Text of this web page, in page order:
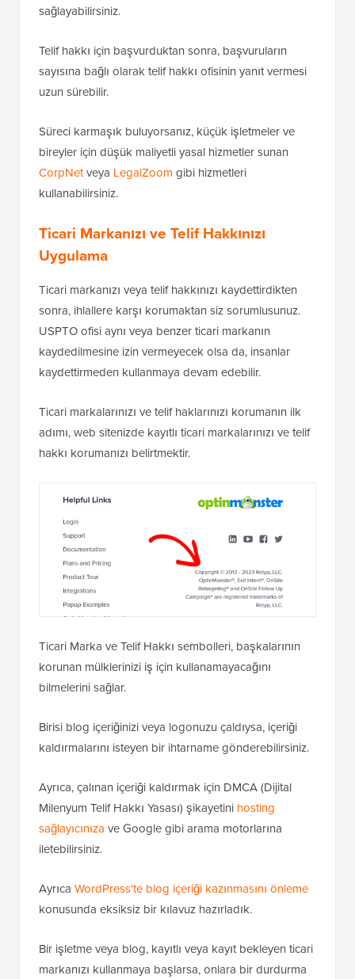
sağlayabilirsiniz.
Telif hakkı için başvurduktan sonra, başvuruların
sayısına bağlı olarak telif hakkı ofisinin yanıt vermesi
uzun sürebilir.
Süreci karmaşık buluyorsanız, küçük işletmeler ve
bireyler için düşük maliyetli yasal hizmetler sunan
CorpNetveya LegalZoom gibi hizmetleri
kullanabilirsiniz.
Ticari Markanızı ve Telif Hakkınızı
Uygulama
Ticari markanızı veya telif hakkınızı kaydettirdikten
sonra, ihlallere karşı korumaktan siz sorumlusunuz.
USPTO ofisi aynı veya benzer ticari markanın
kaydedilmesine izin vermeyecek olsa da, insanlar
kaydettirmeden kullanmaya devam edebilir.
Ticari markalarınızı ve telif haklarınızı korumanın ilk
adımı, web sitenizde kayıtlı ticari markalarınızı ve telif
hakkı korumanızı belirtmektir.
Ticari Marka ve Telif Hakkı sembolleri, başkalarının
korunan mülklerinizi iş için kullanamayacağını
bilmelerini sağlar.
Birisi blog içeriğinizi veya logonuzu çaldıysa, içeriği
kaldırmalarını isteyen bir ihtarname gönderebilirsiniz.
Ayrıca, çalınan içeriği kaldırmak için DMCA (Dijital
Milenyum Telif Hakkı Yasası) şikayetini hosting
sağlayıcınıza ve Google gibi arama motorlarına
iletebilirsiniz.
Ayrıca WordPress'te blog içeriği kazınmasını önleme
konusunda eksiksiz bir kılavuz hazırladık.
Bir işletme veya blog, kayıtlı veya kayıt bekleyen ticari
markanızı kullanmaya başlarsa, onlara bir durdurma